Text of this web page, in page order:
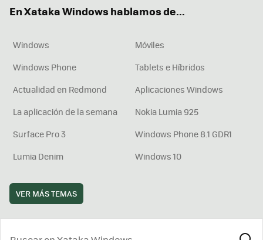
En Xataka Windows hablamos de...
Windows
Móviles
Windows Phone
Tablets e Híbridos
Actualidad en Redmond
Aplicaciones Windows
La aplicación de la semana
Nokia Lumia 925
Surface Pro 3
Windows Phone 8.1 GDR1
Lumia Denim
Windows 10
VER MÁS TEMAS